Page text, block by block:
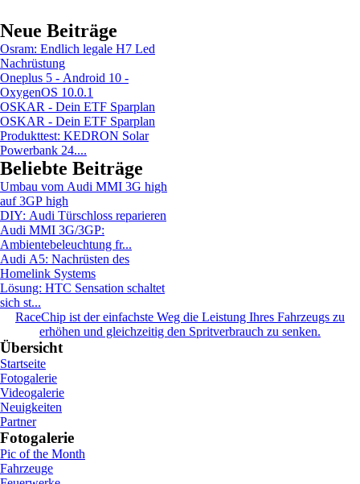
Neue Beiträge
Osram: Endlich legale H7 Led
Nachrüstung
Oneplus 5 - Android 10 -
OxygenOS 10.0.1
OSKAR - Dein ETF Sparplan
OSKAR - Dein ETF Sparplan
Produkttest: KEDRON Solar
Powerbank 24....
Beliebte Beiträge
Umbau vom Audi MMI 3G high
auf 3GP high
DIY: Audi Türschloss reparieren
Audi MMI 3G/3GP:
Ambientebeleuchtung fr...
Audi A5: Nachrüsten des
Homelink Systems
Lösung: HTC Sensation schaltet
sich st...
RaceChip ist der einfachste Weg die Leistung Ihres Fahrzeugs zu
erhöhen und gleichzeitig den Spritverbrauch zu senken.
Übersicht
Startseite
Fotogalerie
Videogalerie
Neuigkeiten
Partner
Fotogalerie
Pic of the Month
Fahrzeuge